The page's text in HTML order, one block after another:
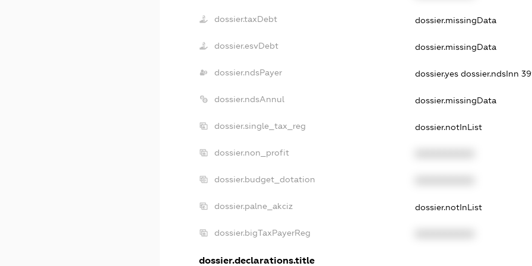
dossier.taxDebt dossier.missingData
dossier.esvDebt dossier.missingData
dossier.ndsPayer dossier.yes dossier.ndsInn
dossier.ndsAnnul dossier.missingData
dossier.single_tax_reg dossier.notInList
dossier.non_profit
dossier.budget_dotation
dossier.palne_akciz dossier.notInList
dossier.bigTaxPayerReg
dossier.declarations.title